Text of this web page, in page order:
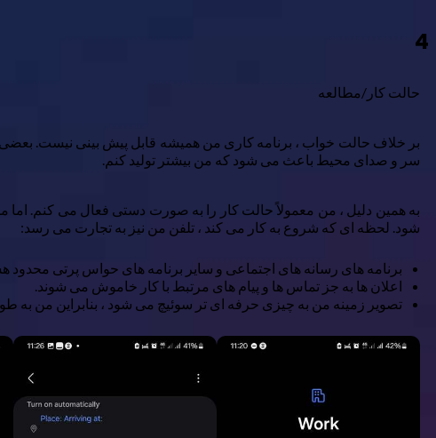
4
حالت کار/مطالعه
بر خلاف حالت خواب ، برنامه کاری من همیشه قابل پیش بینی نیست.
سر و صدای محیط باعث می شود که من بیشتر تولید کنم.
به همین دلیل ، من معمولاً حالت کار را به صورت دستی فعال می کنم.
شود. لحظه ای که شروع به کار می کند ، تلفن من نیز به تجارت می رسد:
برنامه های رسانه های اجتماعی و سایر برنامه های حواس پرتی محدود
اعلان ها به جز تماس ها و پیام های مرتبط با کار خاموش می شوند.
تصویر زمینه من به چیزی حرفه ای تر سوئیچ می شود ، بنابراین من